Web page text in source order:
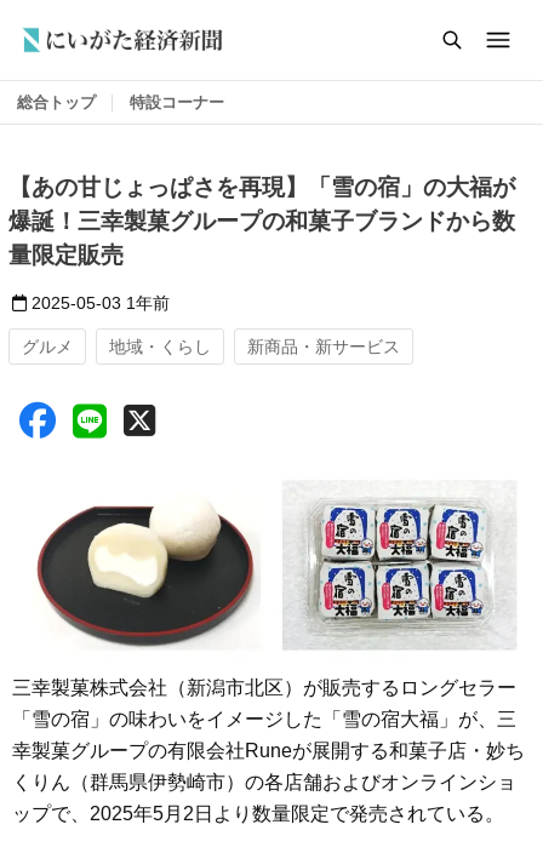
総合トップ 特設コーナー
【あの甘じょっぱさを再現】「雪の宿」の大福が
爆誕！三幸製菓グループの和菓子ブランドから数
量限定販売
2025-05-03 1年前
グルメ 地域・くらし 新商品・新サービス
三幸製菓株式会社（新潟市北区）が販売するロングセラー
「雪の宿」の味わいをイメージした「雪の宿大福」が、三
幸製菓グループの有限会社Runeが展開する和菓子店・妙ち
くりん（群馬県伊勢崎市）の各店舗およびオンラインショ
ップで、2025年5月2日より数量限定で発売されている。